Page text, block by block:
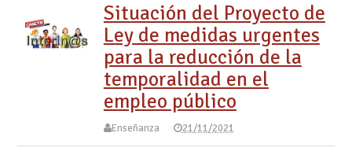
Situación del Proyecto de
Ley de medidas urgentes
para la reducción de la
temporalidad en el
empleo público
Enseñanza 21/11/2021